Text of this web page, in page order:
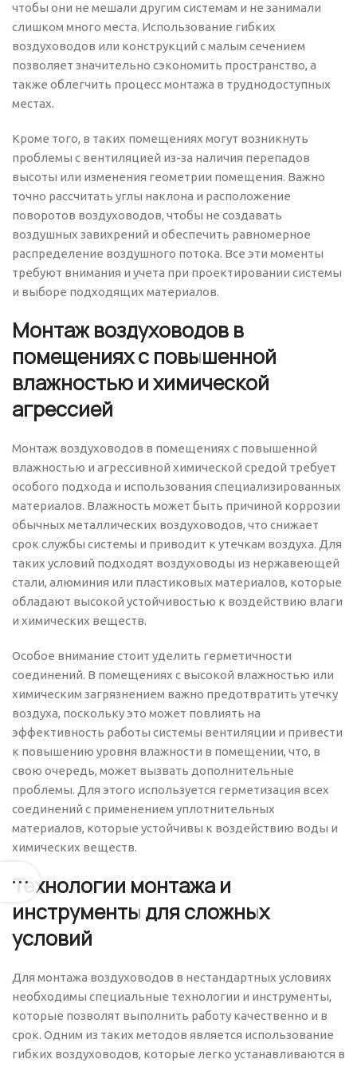
чтобы они не мешали другим системам и не занимали
слишком много места. Использование гибких
воздуховодов или конструкций с малым сечением
позволяет значительно сэкономить пространство, а
также облегчить процесс монтажа в труднодоступных
местах.
Кроме того, в таких помещениях могут возникнуть
проблемы с вентиляцией из-за наличия перепадов
высоты или изменения геометрии помещения. Важно
точно рассчитать углы наклона и расположение
поворотов воздуховодов, чтобы не создавать
воздушных завихрений и обеспечить равномерное
распределение воздушного потока. Все эти моменты
требуют внимания и учета при проектировании системы
и выборе подходящих материалов.
Монтаж воздуховодов в
помещениях с повышенной
влажностью и химической
агрессией
Монтаж воздуховодов в помещениях с повышенной
влажностью и агрессивной химической средой требует
особого подхода и использования специализированных
материалов. Влажность может быть причиной коррозии
обычных металлических воздуховодов, что снижает
срок службы системы и приводит к утечкам воздуха. Для
таких условий подходят воздуховоды из нержавеющей
стали, алюминия или пластиковых материалов, которые
обладают высокой устойчивостью к воздействию влаги
и химических веществ.
Особое внимание стоит уделить герметичности
соединений. В помещениях с высокой влажностью или
химическим загрязнением важно предотвратить утечку
воздуха, поскольку это может повлиять на
эффективность работы системы вентиляции и привести
к повышению уровня влажности в помещении, что, в
свою очередь, может вызвать дополнительные
проблемы. Для этого используется герметизация всех
соединений с применением уплотнительных
материалов, которые устойчивы к воздействию воды и
химических веществ.
Технологии монтажа и
инструменты для сложных
условий
Для монтажа воздуховодов в нестандартных условиях
необходимы специальные технологии и инструменты,
которые позволят выполнить работу качественно и в
срок. Одним из таких методов является использование
гибких воздуховодов, которые легко устанавливаются в